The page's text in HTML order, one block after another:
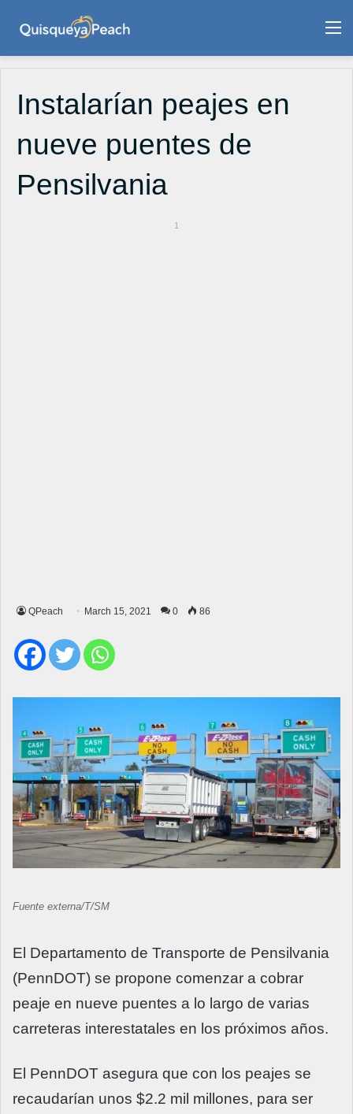
Instalarían peajes en
nueve puentes de
Pensilvania
1
QPeach March 15, 2021 0 86
Fuente externa/T/SM
El Departamento de Transporte de Pensilvania
(PennDOT) se propone comenzar a cobrar
peaje en nueve puentes a lo largo de varias
carreteras interestatales en los próximos años.
El PennDOT asegura que con los peajes se
recaudarían unos $2.2 mil millones, para ser